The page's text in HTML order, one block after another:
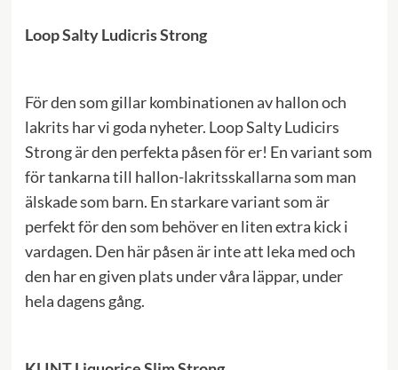
Loop Salty Ludicris Strong
För den som gillar kombinationen av hallon och
lakrits har vi goda nyheter. Loop Salty Ludicirs
Strong är den perfekta påsen för er! En variant som
för tankarna till hallon-lakritsskallarna som man
älskade som barn. En starkare variant som är
perfekt för den som behöver en liten extra kick i
vardagen. Den här påsen är inte att leka med och
den har en given plats under våra läppar, under
hela dagens gång.